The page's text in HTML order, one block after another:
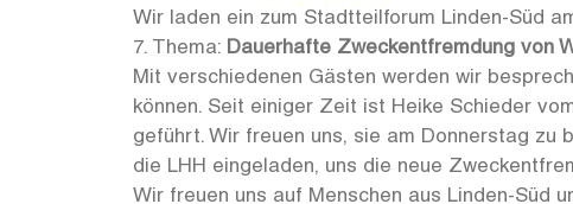
Wir laden ein zum Stadtteilforum Linden-Süd
7. Thema: Dauerhafte Zweckentfremdung von
Mit verschiedenen Gästen werden wir
können. Seit einiger Zeit ist Heike Schieder
geführt. Wir freuen uns, sie am Donnerstag zu
die LHH eingeladen, uns die neue
Wir freuen uns auf Menschen aus Linden-Süd